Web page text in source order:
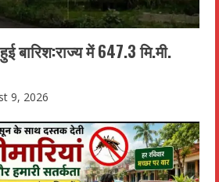
बारिश:राज्य में 647.3 मि.मी.
9, 2026